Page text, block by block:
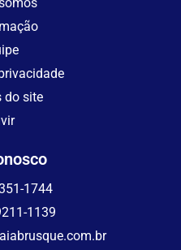
do site
1744
1139